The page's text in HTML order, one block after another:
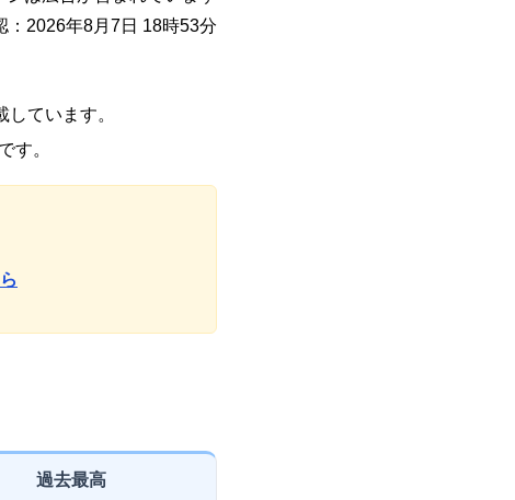
：2026年8月7日 18時53分
ています。
す。
過去最高